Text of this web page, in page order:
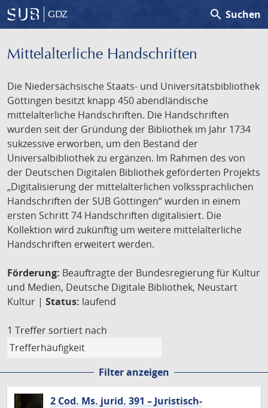
GDZ search Suchen
Mittelalterliche Handschriften
Die Niedersächsische Staats- und Universitätsbibliothek
Göttingen besitzt knapp 450 abendländische
mittelalterliche Handschriften. Die Handschriften
wurden seit der Gründung der Bibliothek im Jahr 1734
sukzessive erworben, um den Bestand der
Universalbibliothek zu ergänzen. Im Rahmen des von
der Deutschen Digitalen Bibliothek geförderten Projekts
„Digitalisierung der mittelalterlichen volkssprachlichen
Handschriften der SUB Göttingen“ wurden in einem
ersten Schritt 74 Handschriften digitalisiert. Die
Kollektion wird zukünftig um weitere mittelalterliche
Handschriften erweitert werden.
Förderung: Beauftragte der Bundesregierung für Kultur
und Medien, Deutsche Digitale Bibliothek, Neustart
Kultur | Status: laufend
1 Treffer sortiert nach
Filter anzeigen
2 Cod. Ms. jurid. 391 – Juristisch-